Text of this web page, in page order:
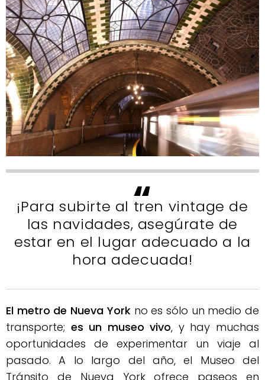
¡Para subirte al tren vintage de
las navidades, asegúrate de
estar en el lugar adecuado a la
hora adecuada!
El metro de Nueva Yorkno es sólo un medio de
transporte; es un museo vivo, y hay muchas
oportunidades de experimentar un viaje al
pasado. A lo largo del año, el Museo del
Tránsito de Nueva York ofrece paseos en